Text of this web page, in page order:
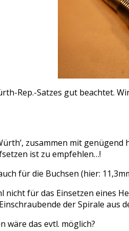
Rep.-Satzes gut beachtet.
zusammen mit
ist zu empfehlen…!
für die Buchsen (hier:
für das Einsetzen eines
der Spirale aus
wäre das evtl. möglich?